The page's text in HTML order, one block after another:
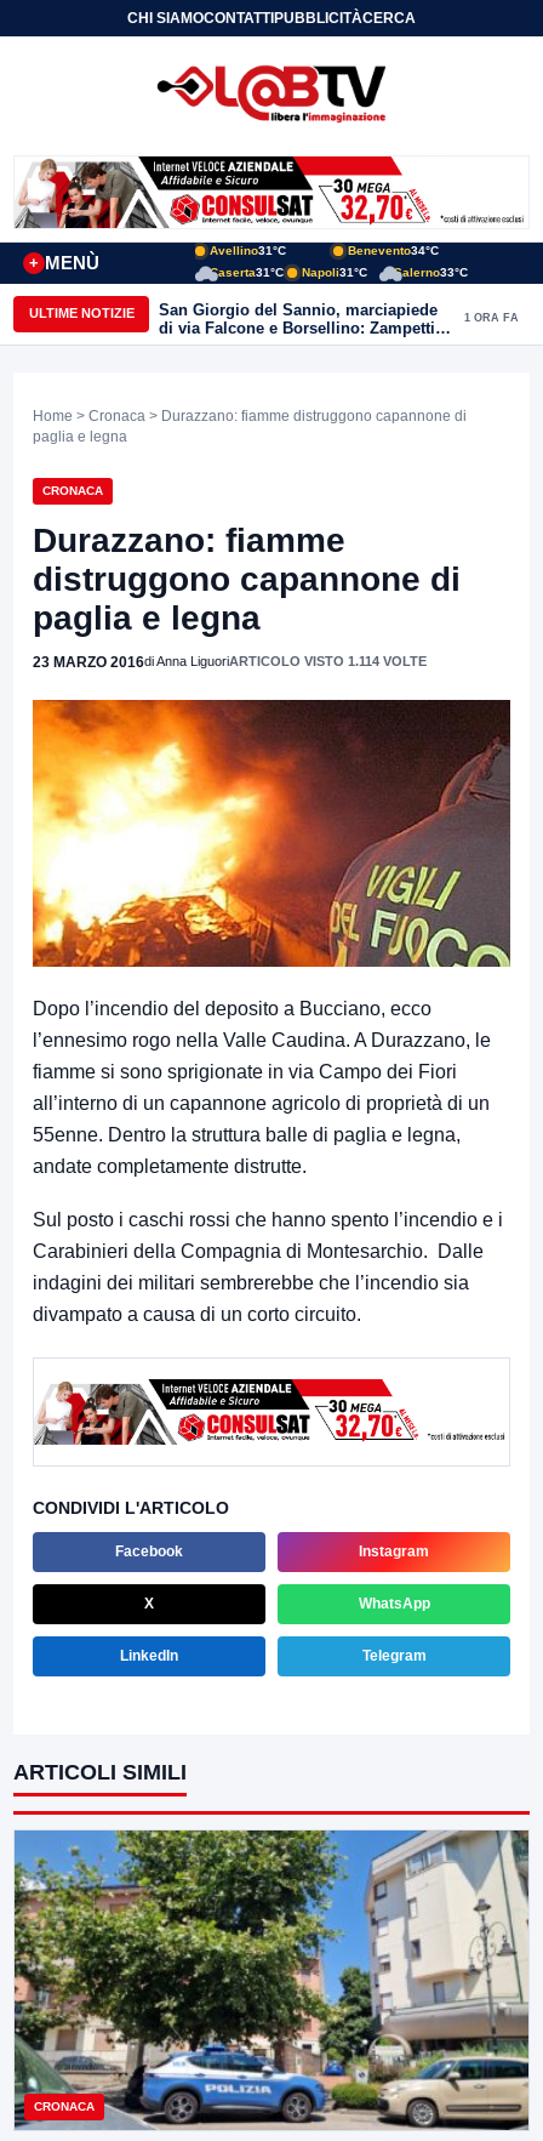
CHI SIAMOCONTATTIPUBBLICITÀCERCA
MENÙ
+
Avellino31°C Benevento34°C
Caserta31°C Napoli31°C Salerno33°C
ULTIME NOTIZIE
San Giorgio del Sannio, marciapiede
di via Falcone e Borsellino: Zampetti e
Lombardi replicano alle polemiche
1 ORA FA
Home > Cronaca > Durazzano: fiamme distruggono capannone di
paglia e legna
CRONACA
Durazzano: fiamme
distruggono capannone di
paglia e legna
23 MARZO 2016di Anna LiguoriARTICOLO VISTO 1.114 VOLTE
Dopo l’incendio del deposito a Bucciano, ecco
l’ennesimo rogo nella Valle Caudina. A Durazzano, le
fiamme si sono sprigionate in via Campo dei Fiori
all’interno di un capannone agricolo di proprietà di un
55enne. Dentro la struttura balle di paglia e legna,
andate completamente distrutte.
Sul posto i caschi rossi che hanno spento l’incendio e i
Carabinieri della Compagnia di Montesarchio. Dalle
indagini dei militari sembrerebbe che l’incendio sia
divampato a causa di un corto circuito.
CONDIVIDI L'ARTICOLO
Facebook Instagram
X WhatsApp
LinkedIn Telegram
ARTICOLI SIMILI
CRONACA